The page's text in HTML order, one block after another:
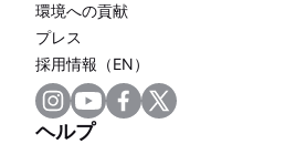
環境への貢献
プレス
採用情報（EN）
ヘルプ